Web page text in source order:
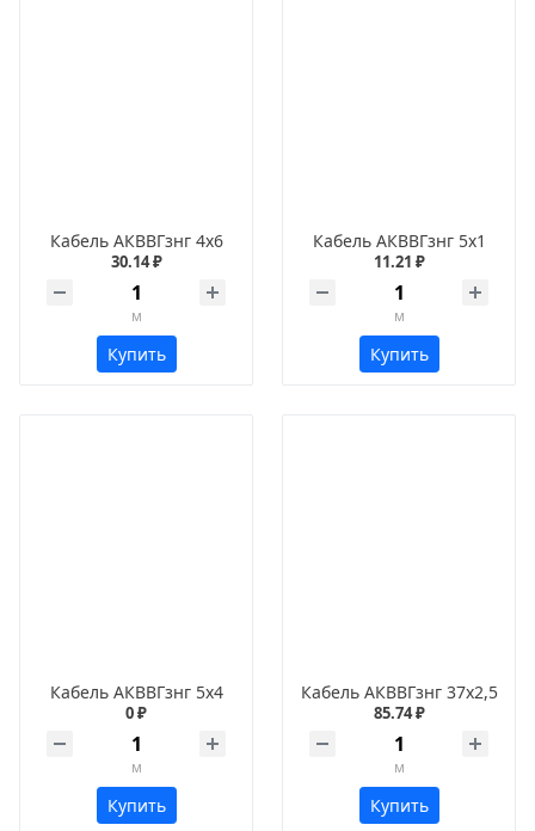
Кабель АКВВГзнг 4х6
30.14 ₽
м
Купить
Кабель АКВВГзнг 5х1
11.21 ₽
м
Купить
Кабель АКВВГзнг 5х4
0 ₽
м
Купить
Кабель АКВВГзнг 37х2,5
85.74 ₽
м
Купить